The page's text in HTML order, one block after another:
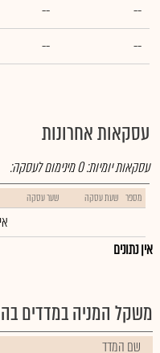
--
--
--
--
עסקאות אחרונות
עסקאות יומיות:0מינימום לעסקה:
מספר שעת עסקה שער עסקה
אין נתונים
משקל המניה במדדים
שם המדד